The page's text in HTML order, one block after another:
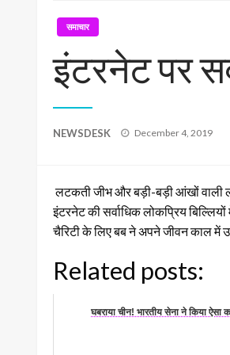
समाचार
इंटरनेट पर
NEWSDESK
Posted
December 4, 2019
लटकती जीभ और बड़ी-बड़ी आंखों वाली
इंटरनेट की सर्वाधिक लोकप्रिय
चैरिटी के लिए बब ने अपने जीवन काल में
Related posts:
घबराया चीन! भारतीय सेना ने किया